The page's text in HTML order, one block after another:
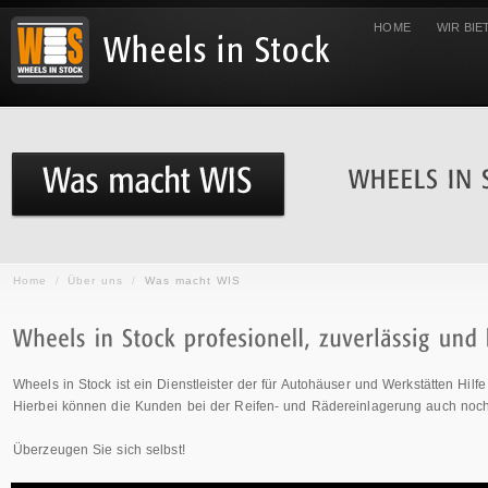
HOME WIR
Home / Über uns / Was macht WIS
Wheels in Stock ist ein Dienstleister der für Autohäuser und Werkstätten
Hierbei können die Kunden bei der Reifen- und Rädereinlagerung auch
Überzeugen Sie sich selbst!